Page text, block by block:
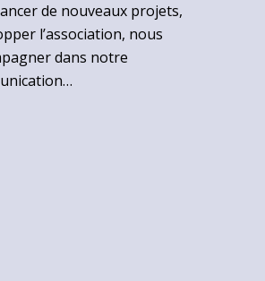
de nouveaux projets,
l’association, nous
dans notre